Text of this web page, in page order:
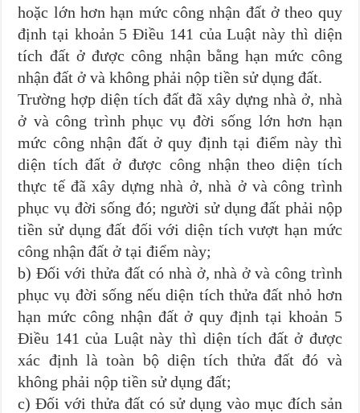
hoặc lớn hơn hạn mức công nhận đất ở theo quy
định tại khoản 5 Điều 141 của Luật này thì diện
tích đất ở được công nhận bằng hạn mức công
nhận đất ở và không phải nộp tiền sử dụng đất.
Trường hợp diện tích đất đã xây dựng nhà ở, nhà
ở và công trình phục vụ đời sống lớn hơn hạn
mức công nhận đất ở quy định tại điểm này thì
diện tích đất ở được công nhận theo diện tích
thực tế đã xây dựng nhà ở, nhà ở và công trình
phục vụ đời sống đó; người sử dụng đất phải nộp
tiền sử dụng đất đối với diện tích vượt hạn mức
công nhận đất ở tại điểm này;
b) Đối với thửa đất có nhà ở, nhà ở và công trình
phục vụ đời sống nếu diện tích thửa đất nhỏ hơn
hạn mức công nhận đất ở quy định tại khoản 5
Điều 141 của Luật này thì diện tích đất ở được
xác định là toàn bộ diện tích thửa đất đó và
không phải nộp tiền sử dụng đất;
c) Đối với thửa đất có sử dụng vào mục đích sản